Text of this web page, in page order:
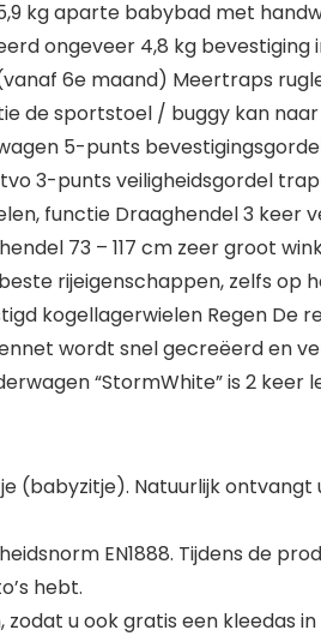
kg aparte babybad met
ongeveer 4,8 kg
6e maand) Meertraps
de sportstoel / buggy kan
5-punts
3-punts veiligheidsgordel
functie Draaghendel 3 keer
73 – 117 cm zeer groot
rijeigenschappen, zelfs op
kogellagerwielen Regen De
wordt snel gecreëerd en
“StormWhite” is 2
(babyzitje). Natuurlijk
EN1888. Tijdens de
hebt.
u ook gratis een kleedas